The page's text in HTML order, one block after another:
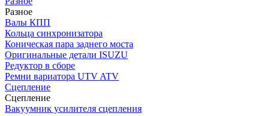
Разное
Валы КПП
Кольца синхронизатора
Коническая пара заднего моста
Оригинальные детали ISUZU
Редуктор в сборе
Ремни вариатора UTV ATV
Сцепление
Сцепление
Вакуумник усилителя сцепления